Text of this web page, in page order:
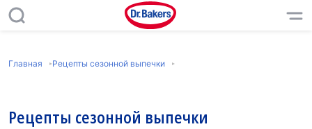
Главная Рецепты сезонной выпечки
Рецепты сезонной выпечки